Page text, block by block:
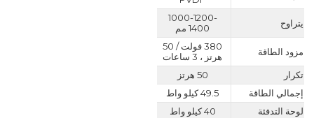
يتراوح
1000-1200-
1400 مم
مزود الطاقة
380 فولت / 50
هرتز ، 3 ساعات
تكرار
50 هرتز
إجمالي الطاقة
49.5 كيلو واط
لوحة التدفئة
40 كيلو واط